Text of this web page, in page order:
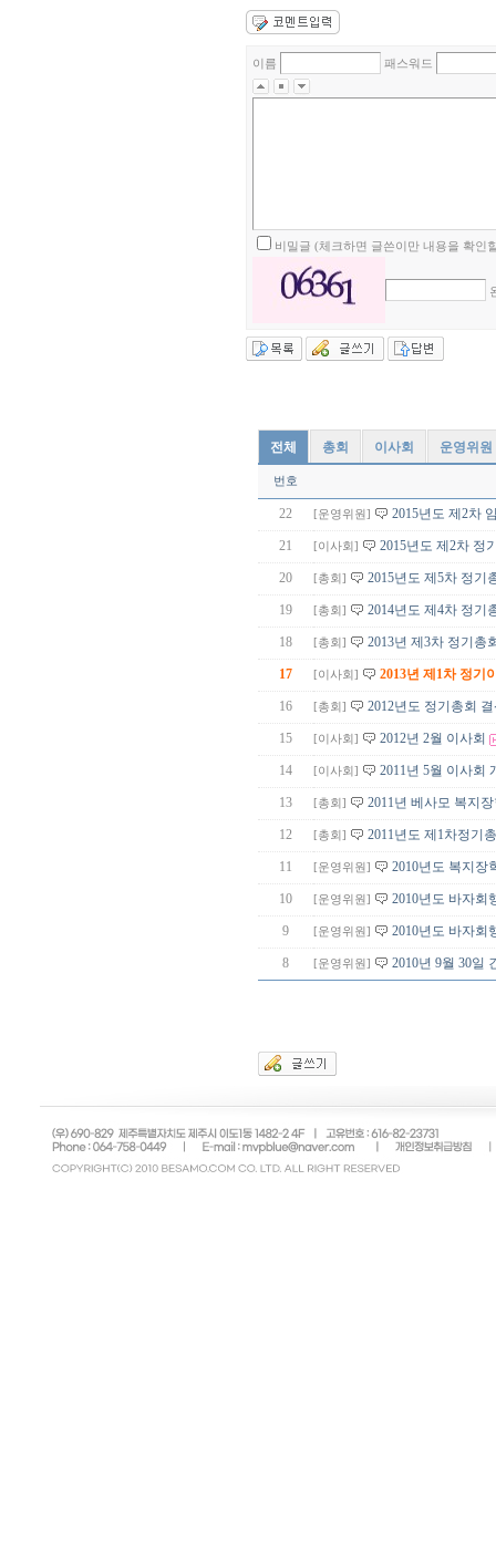
이름 패스워드
비밀글 (체크하면 글쓴이만 내용을 확인
전체 총회 이사회 운영위원
번호
22 [운영위원] 2015년도 제2차
21 [이사회] 2015년도 제2차 정
20 [총회] 2015년도 제5차 정기
19 [총회] 2014년도 제4차 정기
18 [총회] 2013년 제3차 정기총
17 [이사회] 2013년 제1차 정기
16 [총회] 2012년도 정기총회
15 [이사회] 2012년 2월 이사회
14 [이사회] 2011년 5월 이사회
13 [총회] 2011년 베사모 복지
12 [총회] 2011년도 제1차정기
11 [운영위원] 2010년도 복지장
10 [운영위원] 2010년도 바자회
9 [운영위원] 2010년도 바자회
8 [운영위원] 2010년 9월 30일